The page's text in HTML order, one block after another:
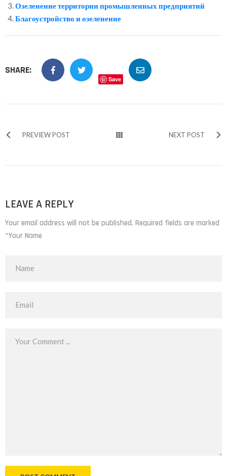
Озеленение территории промышленных предприятий
Благоустройство и озеленение
SHARE:
Save
PREVIEW POST NEXT POST
LEAVE A REPLY
Your email address will not be published. Required fields are marked
*Your Name